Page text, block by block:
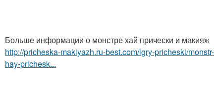
Больше информации о монстре хай прически и макияж
http://pricheska-makiyazh.ru-best.com/igry-pricheski/monstr-
hay-prichesk...